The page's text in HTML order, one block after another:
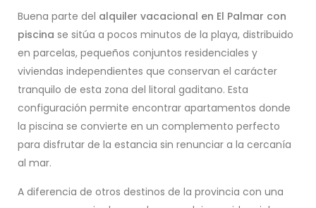
Buena parte del alquiler vacacional en El Palmar con
piscina se sitúa a pocos minutos de la playa, distribuido
en parcelas, pequeños conjuntos residenciales y
viviendas independientes que conservan el carácter
tranquilo de esta zona del litoral gaditano. Esta
configuración permite encontrar apartamentos donde
la piscina se convierte en un complemento perfecto
para disfrutar de la estancia sin renunciar a la cercanía
al mar.
A diferencia de otros destinos de la provincia con una